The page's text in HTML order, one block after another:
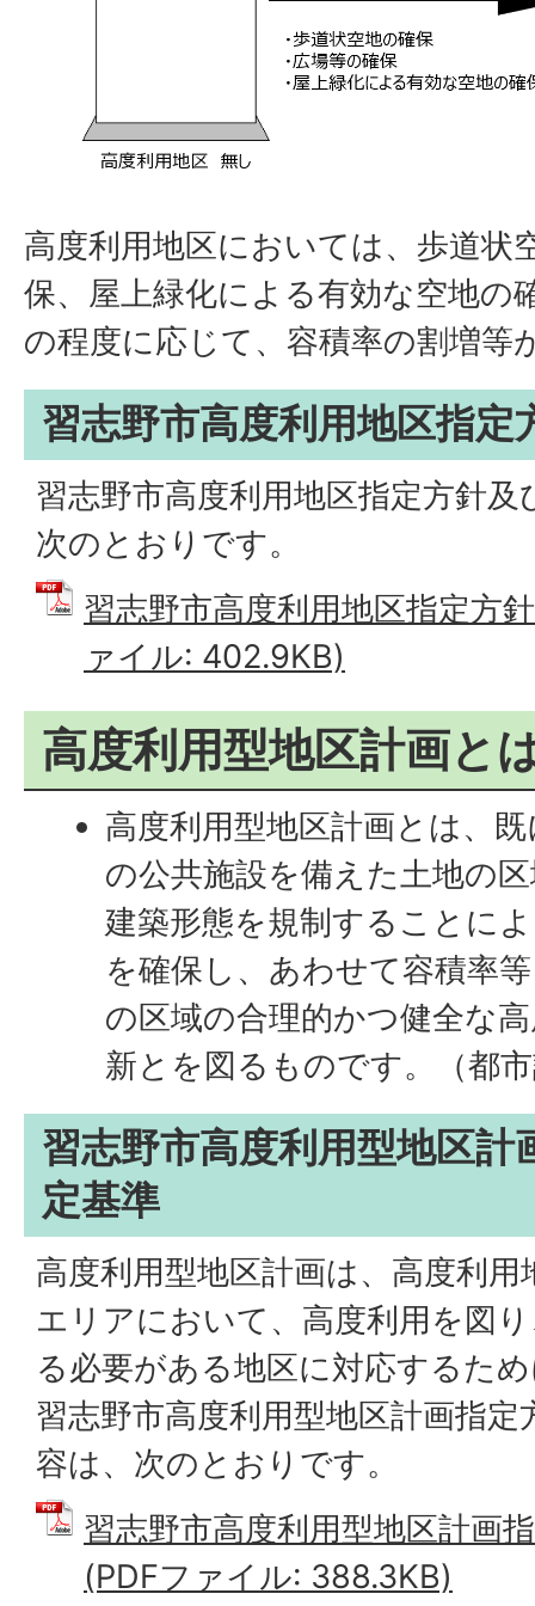
高度利用地区においては、歩道状
保、屋上緑化による有効な空地の
の程度に応じて、容積率の割増等
習志野市高度利用地区指定
習志野市高度利用地区指定方針
次のとおりです。
習志野市高度利用地区指定方
ァイル: 402.9KB)
高度利用型地区計画と
高度利用型地区計画とは、
の公共施設を備えた土地の
建築形態を規制することに
を確保し、あわせて容積率
の区域の合理的かつ健全な
新とを図るものです。（都
習志野市高度利用型地区計
定基準
高度利用型地区計画は、高度利
エリアにおいて、高度利用を図
る必要がある地区に対応するた
習志野市高度利用型地区計画指
容は、次のとおりです。
習志野市高度利用型地区計画
(PDFファイル: 388.3KB)